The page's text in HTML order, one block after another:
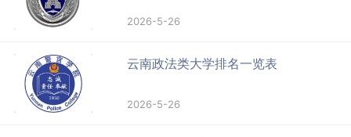
2026-5-26
云南政法类大学排名一览表
2026-5-26